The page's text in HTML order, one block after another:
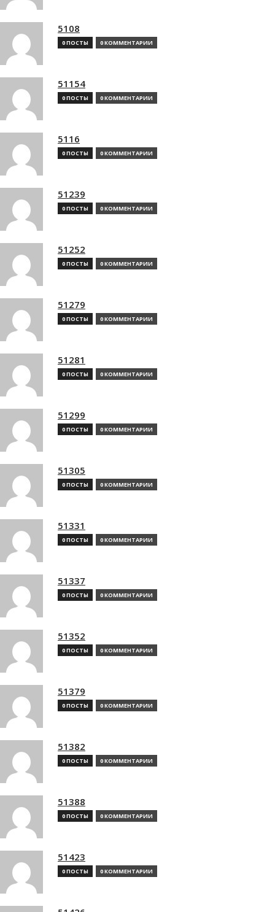
5108
0 ПОСТЫ 0 КОММЕНТАРИИ
51154
0 ПОСТЫ 0 КОММЕНТАРИИ
5116
0 ПОСТЫ 0 КОММЕНТАРИИ
51239
0 ПОСТЫ 0 КОММЕНТАРИИ
51252
0 ПОСТЫ 0 КОММЕНТАРИИ
51279
0 ПОСТЫ 0 КОММЕНТАРИИ
51281
0 ПОСТЫ 0 КОММЕНТАРИИ
51299
0 ПОСТЫ 0 КОММЕНТАРИИ
51305
0 ПОСТЫ 0 КОММЕНТАРИИ
51331
0 ПОСТЫ 0 КОММЕНТАРИИ
51337
0 ПОСТЫ 0 КОММЕНТАРИИ
51352
0 ПОСТЫ 0 КОММЕНТАРИИ
51379
0 ПОСТЫ 0 КОММЕНТАРИИ
51382
0 ПОСТЫ 0 КОММЕНТАРИИ
51388
0 ПОСТЫ 0 КОММЕНТАРИИ
51423
0 ПОСТЫ 0 КОММЕНТАРИИ